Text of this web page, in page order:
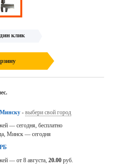
клик
- выбери свой город
— сегодня, бесплатно
Минск — сегодня
— от 8 августа, 20.00 руб.